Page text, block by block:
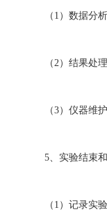
（1）数据分析
（2）结果处理
（3）仪器维护
5、实验结束和
（1）记录实验